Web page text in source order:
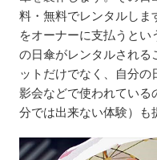
料・無料でレンタルしま
をオーナーに支払うと
の日傘がレンタルされる
ットだけでなく、自分
影会などで使われている
分では出来ない体験）も